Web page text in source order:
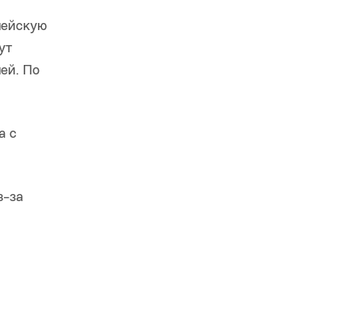
По
с
за